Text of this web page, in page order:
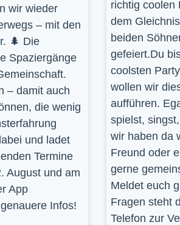
wir wieder
– mit den
🌲 Die
Spaziergänge
– damit auch
die wenig
und ladet
Termine
August und am
App
Infos!
richtig coolen
dem
beiden
gefeiert.Du
coolsten
wollen wir
aufführen.
spielst,
wir haben da
Freund oder
gerne
Meldet euch
Fragen steht
Telefon zur